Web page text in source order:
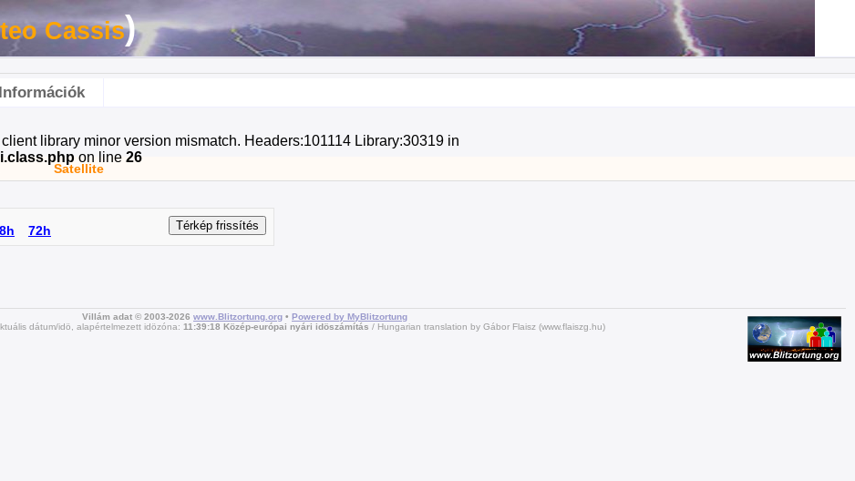
Cassis)
Információk
library minor version mismatch. Headers:101114 Library:30319 in
on line 26
Satellite
72h
Villám adat © 2003-2026 www.Blitzortung.org • Powered by MyBlitzortung
dátum/idö, alapértelmezett idözóna: 11:39:18 Közép-európai nyári idöszámítás Hungarian translation by Gábor Flaisz (www.flaiszg.hu)